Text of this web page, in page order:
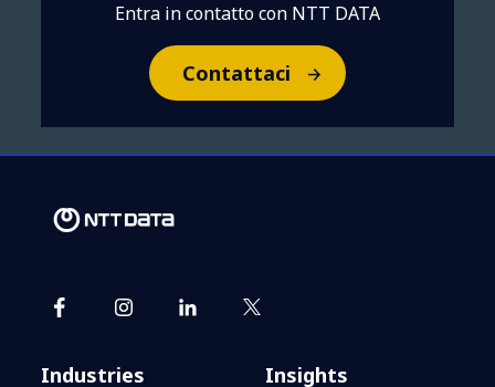
Entra in contatto con NTT DATA
Contattaci
Industries
Insights